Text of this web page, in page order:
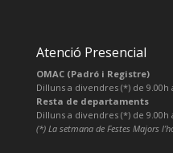
Atenció Presencial
OMAC (Padró i Registre)
Dilluns a divendres (*) de 9.00h
Resta de departaments
Dilluns a divendres (*) de 9.00h
(*) La setmana de Festes Majors